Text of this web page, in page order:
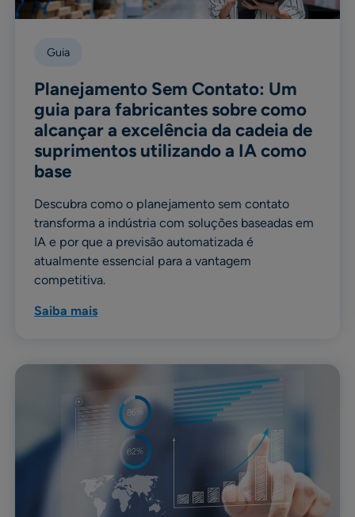
Guia
Planejamento Sem Contato: Um
guia para fabricantes sobre como
alcançar a excelência da cadeia de
suprimentos utilizando a IA como
base
Descubra como o planejamento sem contato
transforma a indústria com soluções baseadas em
IA e por que a previsão automatizada é
atualmente essencial para a vantagem
competitiva.
Saiba mais